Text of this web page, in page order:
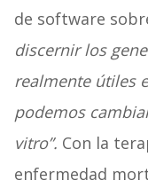
de software
discernir los
realmente útiles
podemos
vitro”. Con la
enfermedad